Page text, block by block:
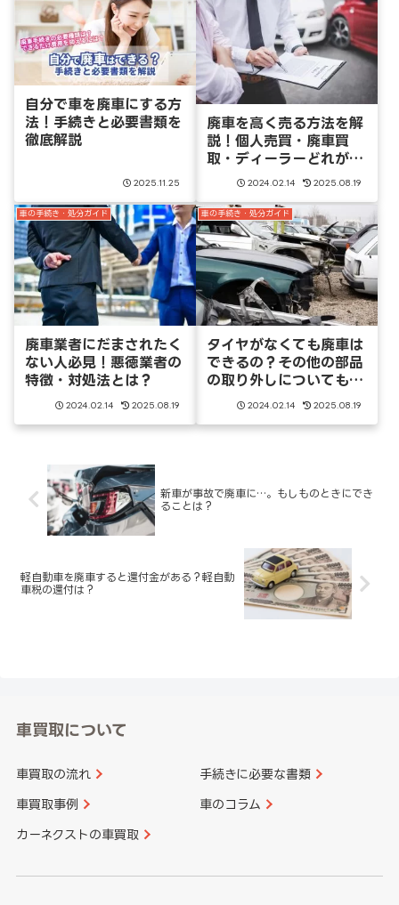
自分で車を廃車にする方
法！手続きと必要書類を
徹底解説
2025.11.25
廃車を高く売る方法を解
説！個人売買・廃車買
取・ディーラーどれがい
いの？2024.02.14 2025.08.19
車の手続き・処分ガイド
廃車業者にだまされたく
ない人必見！悪徳業者の
特徴・対処法とは？
2024.02.14 2025.08.19
車の手続き・処分ガイド
タイヤがなくても廃車は
できるの？その他の部品
の取り外しについても解
2024.02.14 2025.08.19
新車が事故で廃車に…。もしものときにでき
ることは？
軽自動車を廃車すると還付金がある？軽自動
車税の還付は？
車買取について
車買取の流れ 手続きに必要な書類
車買取事例 車のコラム
カーネクストの車買取